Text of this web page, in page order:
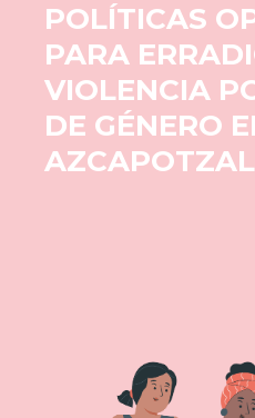
POLÍTICAS
PARA
VIOLENCIA
DE GÉNERO